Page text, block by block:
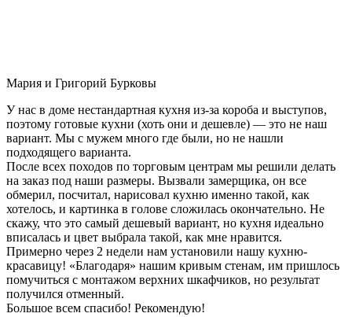
Мария и Григорий Бурковы
У нас в доме нестандартная кухня из-за короба и выступов,
поэтому готовые кухни (хоть они и дешевле) — это не наш
вариант. Мы с мужем много где были, но не нашли
подходящего варианта.
После всех походов по торговым центрам мы решили делать
на заказ под наши размеры. Вызвали замерщика, он все
обмерил, посчитал, нарисовал кухню именно такой, как
хотелось, и картинка в голове сложилась окончательно. Не
скажу, что это самый дешевый вариант, но кухня идеально
вписалась и цвет выбрала такой, как мне нравится.
Примерно через 2 недели нам установили нашу кухню-
красавицу! «Благодаря» нашим кривым стенам, им пришлось
помучиться с монтажом верхних шкафчиков, но результат
получился отменный.
Большое всем спасибо! Рекомендую!